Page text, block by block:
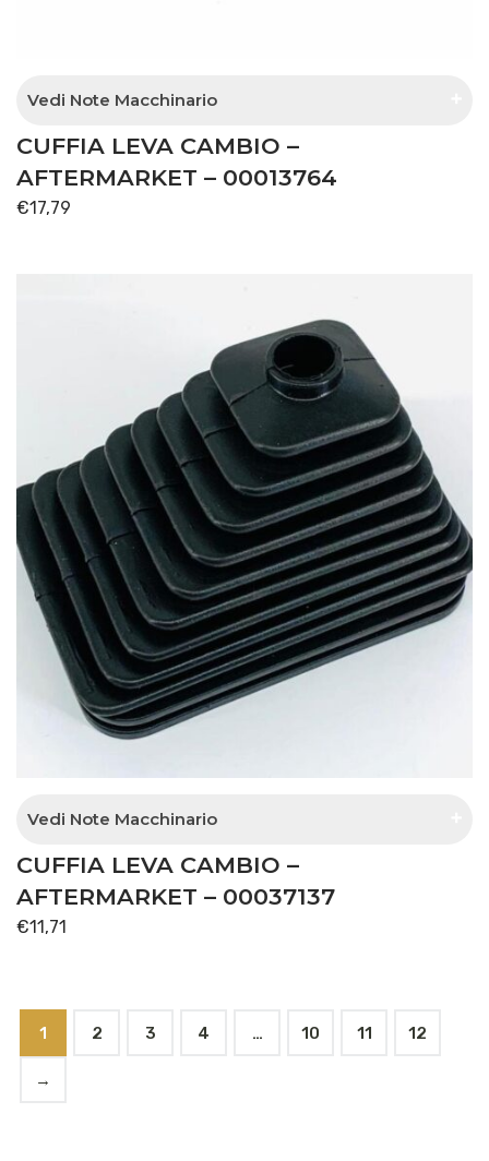
Vedi Note Macchinario
interna lato scatola cambio
CUFFIA LEVA CAMBIO –
AFTERMARKET – 00013764
€17,79
Vedi Note Macchinario
esterna lato tunnel centrale
CUFFIA LEVA CAMBIO –
AFTERMARKET – 00037137
€11,71
1 2 3 4 … 10 11 12
→